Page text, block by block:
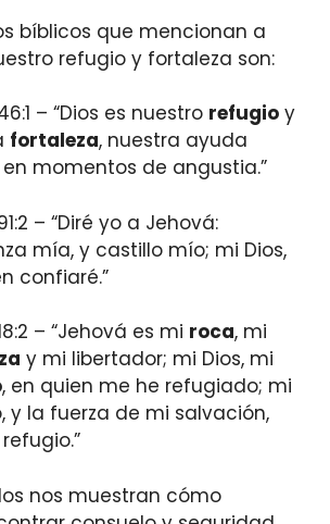
bíblicos que mencionan a
refugio y fortaleza son:
– “Dios es nuestro refugio y
fortaleza, nuestra ayuda
momentos de angustia.”
– “Diré yo a Jehová:
mía, y castillo mío; mi Dios,
confiaré.”
– “Jehová es mi roca, mi
y mi libertador; mi Dios, mi
, en quien me he refugiado; mi
y la fuerza de mi salvación,
nos muestran cómo